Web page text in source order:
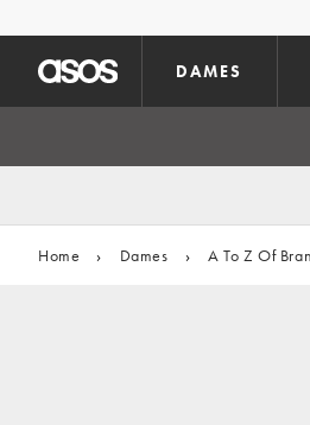
DAMES
Home › Dames › A To Z Of